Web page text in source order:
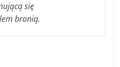
się
bronią.